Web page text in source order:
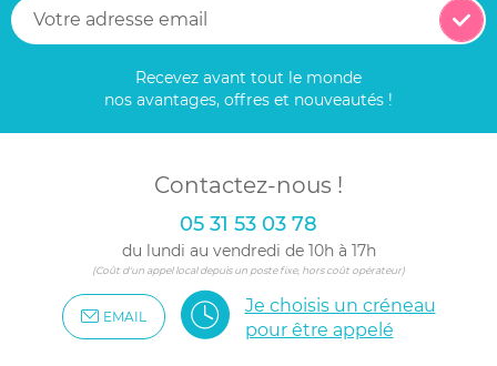
Recevez avant tout le monde
nos avantages, offres et nouveautés !
Contactez-nous !
05 31 53 03 78
du lundi au vendredi de 10h à 17h
(Coût d'un appel local depuis un poste fixe, hors coût opérateur)
EMAIL
Je choisis un créneau
pour être appelé